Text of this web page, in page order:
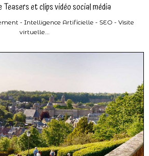
Teasers et clips vidéo social média
- Intelligence Artificielle - SEO - Visite
virtuelle...